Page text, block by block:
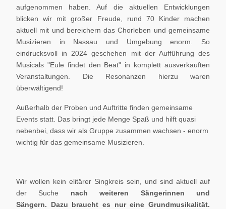
aufgenommen haben. Auf die aktuellen Entwicklungen
blicken wir mit großer Freude, rund 70 Kinder machen
aktuell mit und bereichern das Chorleben und gemeinsame
Musizieren in Nassau und Umgebung enorm. So
eindrucksvoll in 2024 geschehen mit der Aufführung des
Musicals "Eule findet den Beat" in komplett ausverkauften
Veranstaltungen. Die Resonanzen hierzu waren
überwältigend!
Außerhalb der Proben und Auftritte finden gemeinsame
Events statt. Das bringt jede Menge Spaß und hilft quasi
nebenbei, dass wir als Gruppe zusammen wachsen - enorm
wichtig für das gemeinsame Musizieren.
Wir wollen kein elitärer Singkreis sein, und sind aktuell auf
der Suche nach weiteren Sängerinnen und
Sängern. Dazu braucht es nur eine Grundmusikalität.